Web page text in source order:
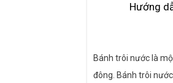
Hướng
Bánh trôi nước là
đông. Bánh trôi